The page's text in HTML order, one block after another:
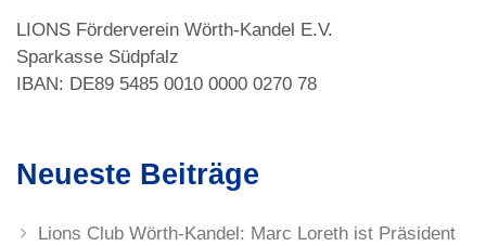
LIONS Förderverein Wörth-Kandel E.V.
Sparkasse Südpfalz
IBAN: DE89 5485 0010 0000 0270 78
Neueste Beiträge
Lions Club Wörth-Kandel: Marc Loreth ist Präsident